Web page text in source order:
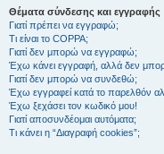
Θέματα σύνδεσης και εγγραφής
Γιατί πρέπει να εγγραφώ;
Τι είναι το COPPA;
Γιατί δεν μπορώ να εγγραφώ;
Έχω κάνει εγγραφή, αλλά δεν
Γιατί δεν μπορώ να συνδεθώ;
Έχω εγγραφεί κατά το παρελθόν
Έχω ξεχάσει τον κωδικό μου!
Γιατί αποσυνδέομαι αυτόματα;
Τι κάνει η “Διαγραφή cookies”;